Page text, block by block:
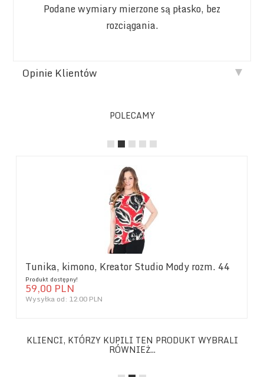
Podane wymiary mierzone są płasko, bez
rozciągania.
Opinie Klientów
POLECAMY
Tunika, kimono, Kreator Studio Mody rozm. 44
Produkt dostępny!
59,00 PLN
Wysyłka od: 12.00 PLN
KLIENCI, KTÓRZY KUPILI TEN PRODUKT WYBRALI
RÓWNIEŻ...